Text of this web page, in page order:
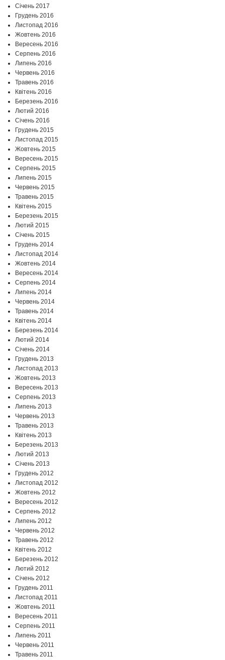
Січень 2017
Грудень 2016
Листопад 2016
Жовтень 2016
Вересень 2016
Серпень 2016
Липень 2016
Червень 2016
Травень 2016
Квітень 2016
Березень 2016
Лютий 2016
Січень 2016
Грудень 2015
Листопад 2015
Жовтень 2015
Вересень 2015
Серпень 2015
Липень 2015
Червень 2015
Травень 2015
Квітень 2015
Березень 2015
Лютий 2015
Січень 2015
Грудень 2014
Листопад 2014
Жовтень 2014
Вересень 2014
Серпень 2014
Липень 2014
Червень 2014
Травень 2014
Квітень 2014
Березень 2014
Лютий 2014
Січень 2014
Грудень 2013
Листопад 2013
Жовтень 2013
Вересень 2013
Серпень 2013
Липень 2013
Червень 2013
Травень 2013
Квітень 2013
Березень 2013
Лютий 2013
Січень 2013
Грудень 2012
Листопад 2012
Жовтень 2012
Вересень 2012
Серпень 2012
Липень 2012
Червень 2012
Травень 2012
Квітень 2012
Березень 2012
Лютий 2012
Січень 2012
Грудень 2011
Листопад 2011
Жовтень 2011
Вересень 2011
Серпень 2011
Липень 2011
Червень 2011
Травень 2011